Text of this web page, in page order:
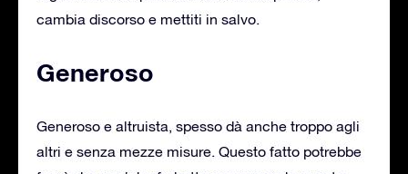
cambia discorso e mettiti in salvo.
Generoso
Generoso e altruista, spesso dà anche troppo agli
altri e senza mezze misure. Questo fatto potrebbe